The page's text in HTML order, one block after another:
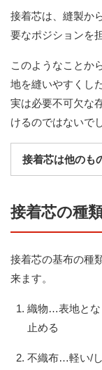
接着芯は、縫製か
要なポジションを
このようなことか
地を縫いやすくし
実は必要不可欠な
けるのではないで
接着芯は他のも
接着芯の種
接着芯の基布の種
来ます。
織物…表地とな
止める
不織布…軽い/